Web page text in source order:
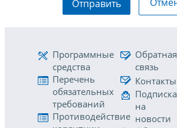
Отправить
Программные
средства
Перечень
обязательных
требований
Противодействие
Обратная
связь
Контакты
Подписка
на
новости